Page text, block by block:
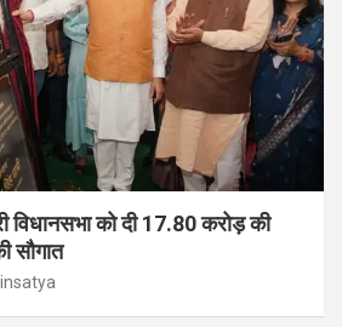
विधानसभा को दी 17.80 करोड़ की
सौगात